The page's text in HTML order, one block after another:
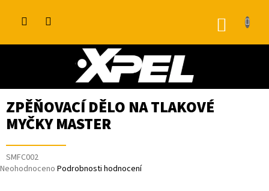
ZPĚŇOVACÍ DĚLO NA TLAKOVÉ
MYČKY MASTER
SMFC002
Průměrné
Neohodnoceno Podrobnosti hodnocení